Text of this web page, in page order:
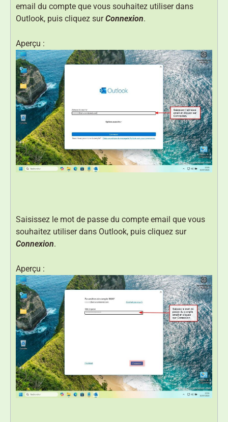
email du compte que vous souhaitez utiliser dans
Outlook, puis cliquez surConnexion.
Aperçu :
Saisissez le mot de passe du compte email que vous
souhaitez utiliser dans Outlook, puis cliquez sur
Connexion.
Aperçu :